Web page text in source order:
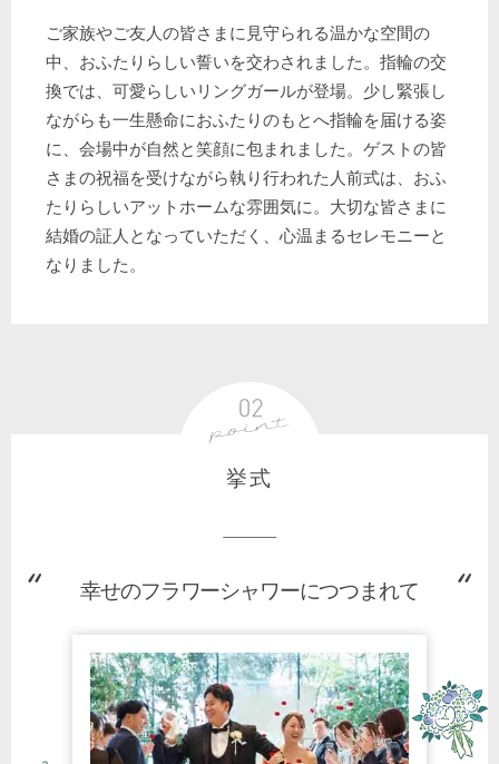
ご家族やご友人の皆さまに見守られる温かな空間の
中、おふたりらしい誓いを交わされました。指輪の交
換では、可愛らしいリングガールが登場。少し緊張し
ながらも一生懸命におふたりのもとへ指輪を届ける姿
に、会場中が自然と笑顔に包まれました。ゲストの皆
さまの祝福を受けながら執り行われた人前式は、おふ
たりらしいアットホームな雰囲気に。大切な皆さまに
結婚の証人となっていただく、心温まるセレモニーと
なりました。
挙式
幸せのフラワーシャワーにつつまれて